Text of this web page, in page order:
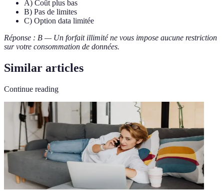
A) Coût plus bas
B) Pas de limites
C) Option data limitée
Réponse : B — Un forfait illimité ne vous impose aucune restriction
sur votre consommation de données.
Similar articles
Continue reading